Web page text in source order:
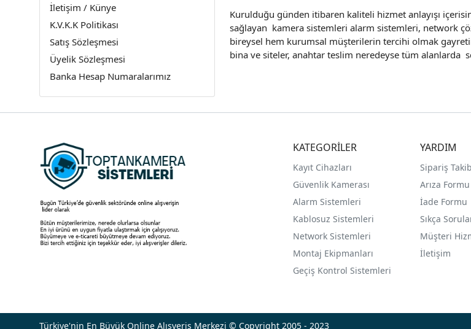
İletişim / Künye
K.V.K.K Politikası
Satış Sözleşmesi
Üyelik Sözleşmesi
Banka Hesap Numaralarımız
Kurulduğu günden itibaren kaliteli hizmet anlayışı
sağlayan kamera sistemleri alarm sistemleri, network
bireysel hem kurumsal müşterilerin tercihi olmak
bina ve siteler, anahtar teslim neredeyse tüm alanlarda
KATEGORİLER
Kayıt Cihazları
Güvenlik Kamerası
Alarm Sistemleri
Kablosuz Sistemleri
Network Sistemleri
Montaj Ekipmanları
Geçiş Kontrol Sistemleri
YARDIM
Sipariş
Arıza Formu
İade Formu
Sıkça
Müşteri
İletişim
Türkiye'nin En Büyük Online Alışveriş Merkezi © Copyright 2005 - 2023